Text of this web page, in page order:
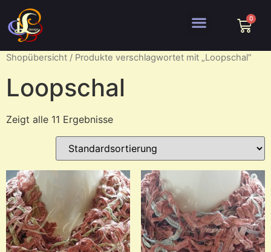
Shopübersicht / Produkte verschlagwortet mit „Loopschal“
Loopschal
Zeigt alle 11 Ergebnisse